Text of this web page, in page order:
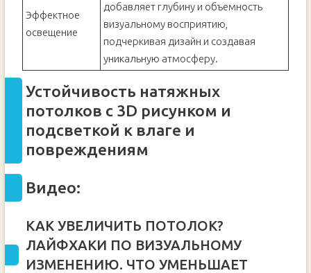
Эффектное
освещение
добавляет глубину и объемность
визуальному восприятию,
подчеркивая дизайн и создавая
уникальную атмосферу.
Устойчивость натяжных
потолков с 3D рисунком и
подсветкой к влаге и
повреждениям
Видео:
КАК УВЕЛИЧИТЬ ПОТОЛОК?
ЛАЙФХАКИ ПО ВИЗУАЛЬНОМУ
ИЗМЕНЕНИЮ. ЧТО УМЕНЬШАЕТ